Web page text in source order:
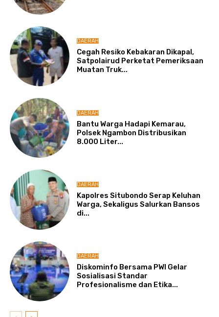
DAERAH
Cegah Resiko Kebakaran Dikapal,
Satpolairud Perketat Pemeriksaan
Muatan Truk...
DAERAH
Bantu Warga Hadapi Kemarau,
Polsek Ngambon Distribusikan
8.000 Liter...
DAERAH
Kapolres Situbondo Serap Keluhan
Warga, Sekaligus Salurkan Bansos
di...
DAERAH
Diskominfo Bersama PWI Gelar
Sosialisasi Standar
Profesionalisme dan Etika...